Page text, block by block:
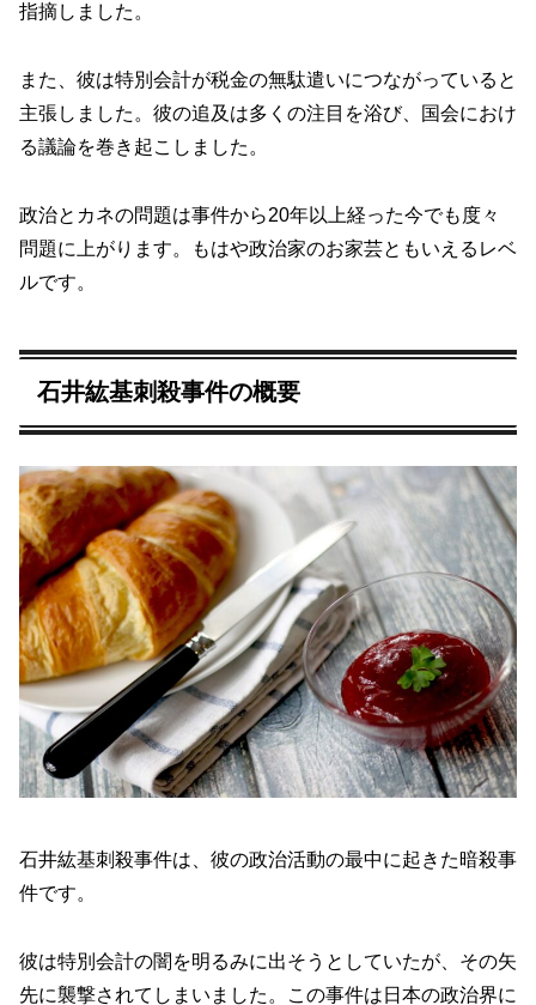
指摘しました。
また、彼は特別会計が税金の無駄遣いにつながっていると
主張しました。彼の追及は多くの注目を浴び、国会におけ
る議論を巻き起こしました。
政治とカネの問題は事件から20年以上経った今でも度々
問題に上がります。もはや政治家のお家芸ともいえるレベ
ルです。
石井紘基刺殺事件の概要
石井紘基刺殺事件は、彼の政治活動の最中に起きた暗殺事
件です。
彼は特別会計の闇を明るみに出そうとしていたが、その矢
先に襲撃されてしまいました。この事件は日本の政治界に